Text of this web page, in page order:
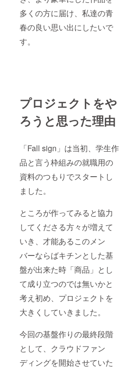
多くの方に届け、私達の青
春の良い思い出にしたいで
す。
プロジェクトをや
ろうと思った理由
「Fall sign」は当初、学生作
品と言う枠組みの就職用の
資料のつもりでスタートし
ました。
ところが作ってみると協力
してくださる方々が増えて
いき、才能あるこのメン
バーならばキチンとした基
盤が出来た時「商品」とし
て成り立つのでは無いかと
考え初め、プロジェクトを
大きくしていきました。
今回の基盤作りの最終段階
として、クラウドファン
ディングを開始させていた